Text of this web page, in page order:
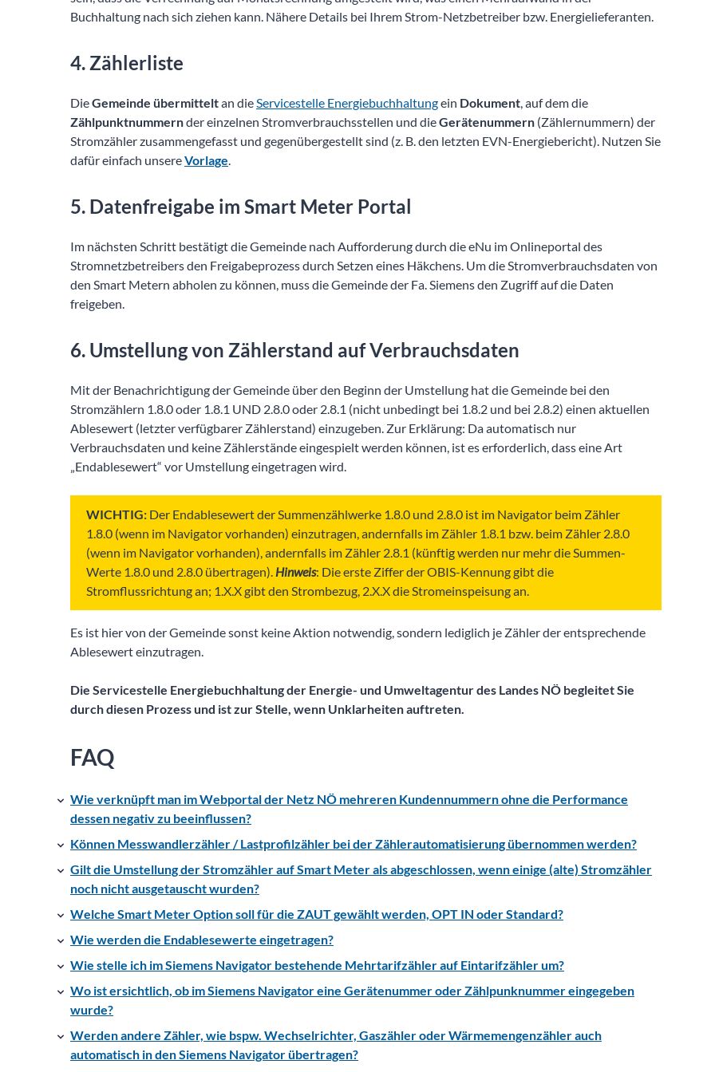
Buchhaltung nach sich ziehen kann. Nähere Details bei Ihrem Strom-Netzbetreiber bzw. Energielieferanten.
4. Zählerliste
Die Gemeinde übermittelt an die Servicestelle Energiebuchhaltung ein Dokument
, auf dem die
Zählpunktnummern
der einzelnen Stromverbrauchsstellen und die Gerätenummern
(Zählernummern) der
Stromzähler zusammengefasst und gegenübergestellt sind (z. B. den letzten EVN-Energiebericht). Nutzen Sie
dafür einfach unsere Vorlage
5. Datenfreigabe im Smart Meter Portal
Im nächsten Schritt bestätigt die Gemeinde nach Aufforderung durch die eNu im Onlineportal des
Stromnetzbetreibers den Freigabeprozess durch Setzen eines Häkchens. Um die Stromverbrauchsdaten von
den Smart Metern abholen zu können, muss die Gemeinde der Fa. Siemens den Zugriff auf die Daten
freigeben.
6. Umstellung von Zählerstand auf Verbrauchsdaten
Mit der Benachrichtigung der Gemeinde über den Beginn der Umstellung hat die Gemeinde bei den
Stromzählern 1.8.0 oder 1.8.1 UND 2.8.0 oder 2.8.1 (nicht unbedingt bei 1.8.2 und bei 2.8.2) einen aktuellen
Ablesewert (letzter verfügbarer Zählerstand) einzugeben. Zur Erklärung: Da automatisch nur
Verbrauchsdaten und keine Zählerstände eingespielt werden können, ist es erforderlich, dass eine Art
„Endablesewert“ vor Umstellung eingetragen wird.
WICHTIG: Der Endablesewert der Summenzählwerke 1.8.0 und 2.8.0 ist im Navigator beim Zähler
1.8.0 (wenn im Navigator vorhanden) einzutragen, andernfalls im Zähler 1.8.1 bzw. beim Zähler 2.8.0
(wenn im Navigator vorhanden), andernfalls im Zähler 2.8.1 (künftig werden nur mehr die Summen-
Werte 1.8.0 und 2.8.0 übertragen). Hinweis
: Die erste Ziffer der OBIS-Kennung gibt die
Stromflussrichtung an; 1.X.X gibt den Strombezug, 2.X.X die Stromeinspeisung an.
Es ist hier von der Gemeinde sonst keine Aktion notwendig, sondern lediglich je Zähler der entsprechende
Ablesewert einzutragen.
Die Servicestelle Energiebuchhaltung der Energie- und Umweltagentur des Landes NÖ begleitet Sie
durch diesen Prozess und ist zur Stelle, wenn Unklarheiten auftreten.
FAQ
Wie verknüpft man im Webportal der Netz NÖ mehreren Kundennummern ohne die Performance
dessen negativ zu beeinflussen?
Können Messwandlerzähler / Lastprofilzähler bei der Zählerautomatisierung übernommen werden?
Gilt die Umstellung der Stromzähler auf Smart Meter als abgeschlossen, wenn einige (alte) Stromzähler
noch nicht ausgetauscht wurden?
Welche Smart Meter Option soll für die ZAUT gewählt werden, OPT IN oder Standard?
Wie werden die Endablesewerte eingetragen?
Wie stelle ich im Siemens Navigator bestehende Mehrtarifzähler auf Eintarifzähler um?
Wo ist ersichtlich, ob im Siemens Navigator eine Gerätenummer oder Zählpunknummer eingegeben
wurde?
Werden andere Zähler, wie bspw. Wechselrichter, Gaszähler oder Wärmemengenzähler auch
automatisch in den Siemens Navigator übertragen?